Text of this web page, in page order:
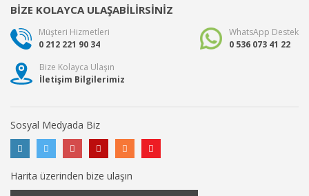
BİZE KOLAYCA ULAŞABİLİRSİNİZ
Müşteri Hizmetleri
0 212 221 90 34
WhatsApp Destek
0 536 073 41 22
Bize Kolayca Ulaşın
İletişim Bilgilerimiz
Sosyal Medyada Biz
Harita üzerinden bize ulaşın